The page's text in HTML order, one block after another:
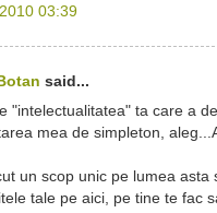
03:39
said...
"intelectualitatea" ta care a
mea de simpleton,
un scop unic pe lumea asta
tale pe aici, pe tine te fac